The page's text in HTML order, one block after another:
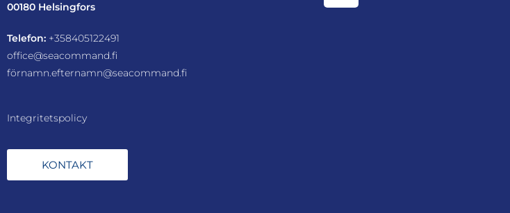
00180 Helsingfors
Telefon: +358405122491
office@seacommand.fi
förnamn.efternamn@seacommand.fi
Integritetspolicy
KONTAKT